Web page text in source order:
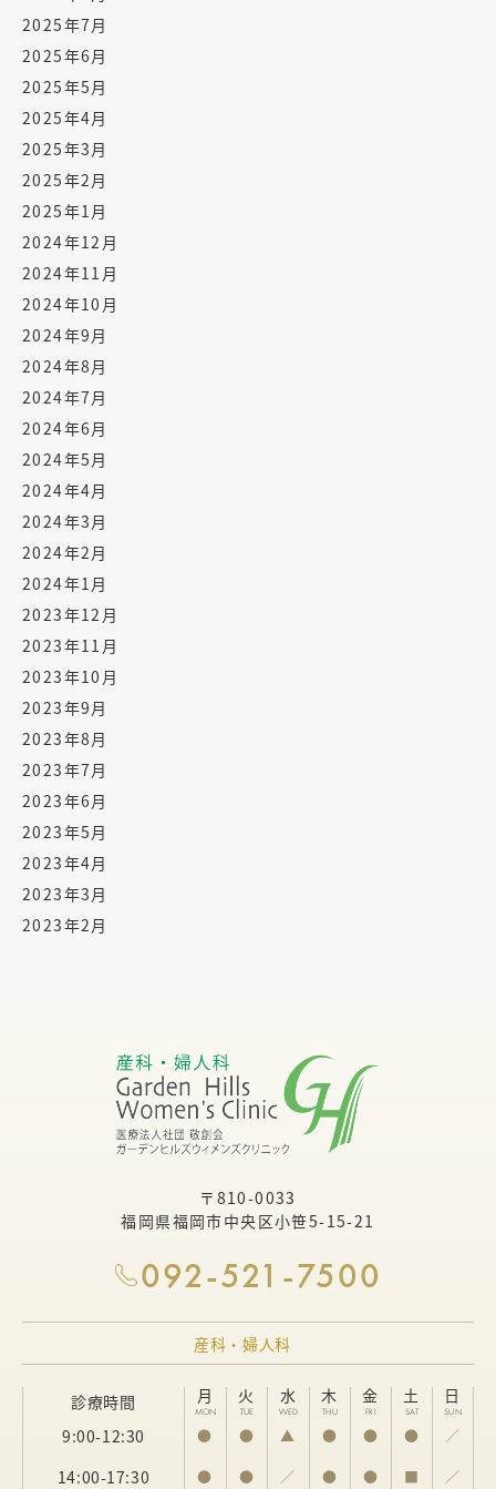
2025年7月
2025年6月
2025年5月
2025年4月
2025年3月
2025年2月
2025年1月
2024年12月
2024年11月
2024年10月
2024年9月
2024年8月
2024年7月
2024年6月
2024年5月
2024年4月
2024年3月
2024年2月
2024年1月
2023年12月
2023年11月
2023年10月
2023年9月
2023年8月
2023年7月
2023年6月
2023年5月
2023年4月
2023年3月
2023年2月
〒810-0033
福岡県福岡市中央区小笹5-15-21
092-521-7500
産科・婦人科
診療時間 月
MON
火
TUE
水
WED
木
THU
金
FRI
土
SAT
日
SUN
9:00-12:30 ● ● ▲ ● ● ● ／
14:00-17:30 ● ● ／ ● ● ■ ／